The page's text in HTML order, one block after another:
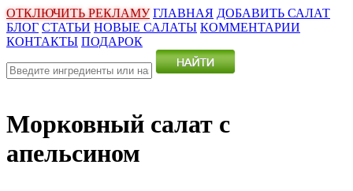
ОТКЛЮЧИТЬ РЕКЛАМУ ГЛАВНАЯ ДОБАВИТЬ САЛАТ
БЛОГ СТАТЬИ НОВЫЕ САЛАТЫ КОММЕНТАРИИ
КОНТАКТЫ ПОДАРОК
Морковный салат с
апельсином